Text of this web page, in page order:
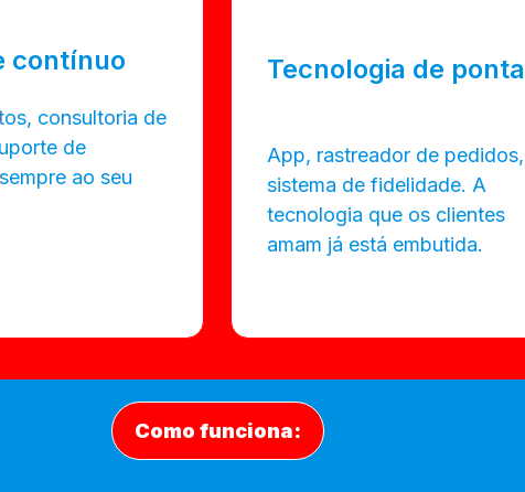
contínuo
consultoria de
de
ao seu
Tecnologia de ponta
App, rastreador de pedidos,
sistema de fidelidade. A
tecnologia que os clientes
amam já está embutida.
Como funciona: